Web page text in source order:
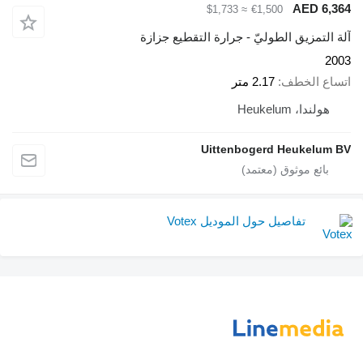
AED 6,364
€1,500
≈ $1,733
آلة التمزيق الطوليّ - جرارة التقطيع جزازة
2003
اتساع الخطف 2.17 متر
هولندا، Heukelum
Uittenbogerd Heukelum BV
تفاصيل حول الموديل Votex